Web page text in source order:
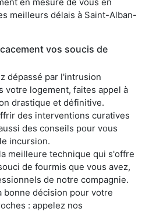
en mesure de vous en
meilleurs délais à Saint-Alban-
vos soucis de
dépassé par l'intrusion
votre logement, faites appel à
drastique et définitive.
des interventions curatives
des conseils pour vous
incursion.
meilleure technique qui s'offre
de fourmis que vous avez,
de notre compagnie.
bonne décision pour votre
: appelez nos